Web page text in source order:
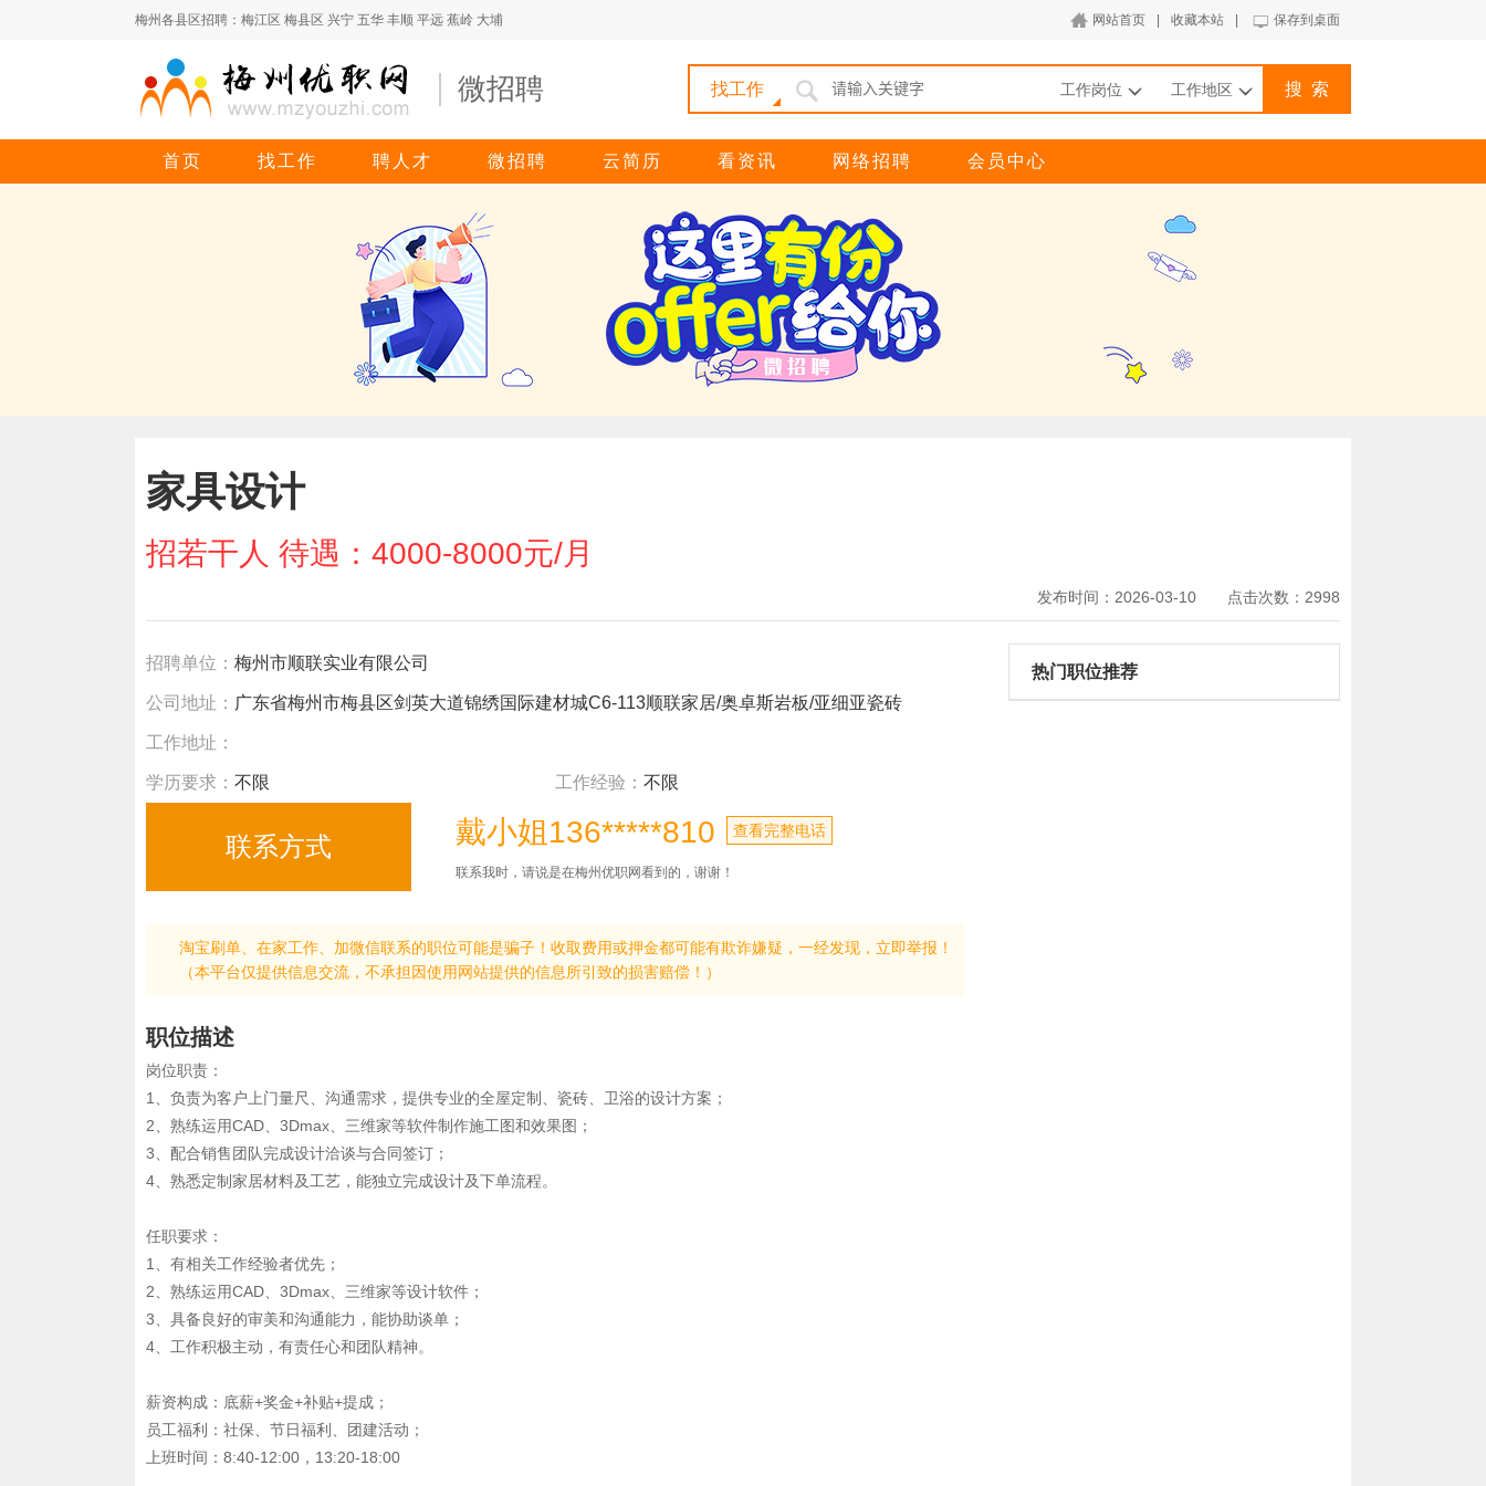
梅州各县区招聘： 梅江区 梅县区 兴宁 五华 丰顺 平远 蕉岭 大埔 网站首页 收藏本站 保存到桌面
微招聘 找工作 搜 索
工作岗位 工作地区
首页 找工作 聘人才 微招聘 云简历 看资讯 网络招聘 会员中心
家具设计
招若干人 待遇：4000-8000元/月
发布时间：2026-03-10 点击次数：2998
招聘单位： 梅州市顺联实业有限公司
公司地址： 广东省梅州市梅县区剑英大道锦绣国际建材城C6-113顺联家居/奥卓斯岩板/亚细亚瓷砖
工作地址：
学历要求： 不限 工作经验： 不限
戴小姐136*****810 查看完整电话
联系我时，请说是在梅州优职网看到的，谢谢！
淘宝刷单、在家工作、加微信联系的职位可能是骗子！收取费用或押金都可能有欺诈嫌疑，一经发现，立即举报！
（本平台仅提供信息交流，不承担因使用网站提供的信息所引致的损害赔偿！）
职位描述
岗位职责：
1、负责为客户上门量尺、沟通需求，提供专业的全屋定制、瓷砖、卫浴的设计方案；
2、熟练运用CAD、3Dmax、三维家等软件制作施工图和效果图；
3、配合销售团队完成设计洽谈与合同签订；
4、熟悉定制家居材料及工艺，能独立完成设计及下单流程。
任职要求：
1、有相关工作经验者优先；
2、熟练运用CAD、3Dmax、三维家等设计软件；
3、具备良好的审美和沟通能力，能协助谈单；
4、工作积极主动，有责任心和团队精神。
薪资构成：底薪+奖金+补贴+提成；
员工福利：社保、节日福利、团建活动；
上班时间：8:40-12:00，13:20-18:00
热门职位推荐